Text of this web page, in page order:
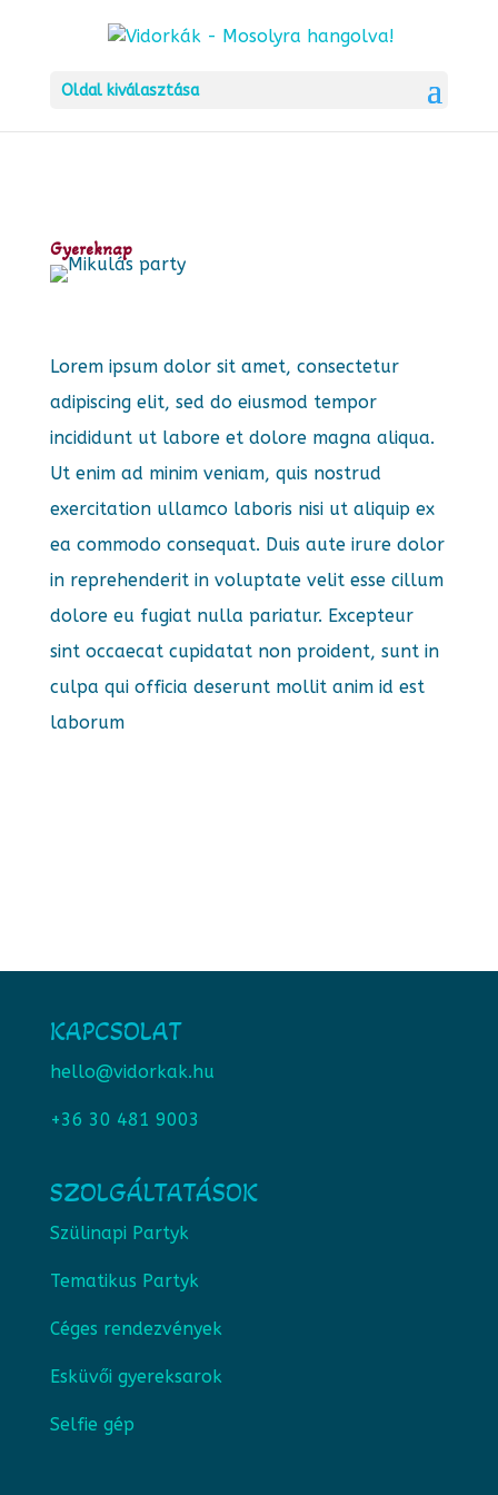
Oldal kiválasztása
Gyereknap
Lorem ipsum dolor sit amet, consectetur
adipiscing elit, sed do eiusmod tempor
incididunt ut labore et dolore magna aliqua.
Ut enim ad minim veniam, quis nostrud
exercitation ullamco laboris nisi ut aliquip ex
ea commodo consequat. Duis aute irure dolor
in reprehenderit in voluptate velit esse cillum
dolore eu fugiat nulla pariatur. Excepteur
sint occaecat cupidatat non proident, sunt in
culpa qui officia deserunt mollit anim id est
laborum
KAPCSOLAT
hello@vidorkak.hu
+36 30 481 9003
SZOLGÁLTATÁSOK
Szülinapi Partyk
Tematikus Partyk
Céges rendezvények
Esküvői gyereksarok
Selfie gép